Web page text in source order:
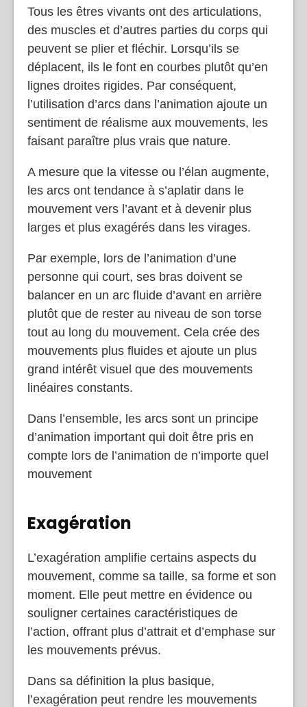
Tous les êtres vivants ont des articulations,
des muscles et d’autres parties du corps qui
peuvent se plier et fléchir. Lorsqu’ils se
déplacent, ils le font en courbes plutôt qu’en
lignes droites rigides. Par conséquent,
l’utilisation d’arcs dans l’animation ajoute un
sentiment de réalisme aux mouvements, les
faisant paraître plus vrais que nature.
A mesure que la vitesse ou l’élan augmente,
les arcs ont tendance à s’aplatir dans le
mouvement vers l’avant et à devenir plus
larges et plus exagérés dans les virages.
Par exemple, lors de l’animation d’une
personne qui court, ses bras doivent se
balancer en un arc fluide d’avant en arrière
plutôt que de rester au niveau de son torse
tout au long du mouvement. Cela crée des
mouvements plus fluides et ajoute un plus
grand intérêt visuel que des mouvements
linéaires constants.
Dans l’ensemble, les arcs sont un principe
d’animation important qui doit être pris en
compte lors de l’animation de n’importe quel
mouvement
Exagération
L’exagération amplifie certains aspects du
mouvement, comme sa taille, sa forme et son
moment. Elle peut mettre en évidence ou
souligner certaines caractéristiques de
l’action, offrant plus d’attrait et d’emphase sur
les mouvements prévus.
Dans sa définition la plus basique,
l’exagération peut rendre les mouvements